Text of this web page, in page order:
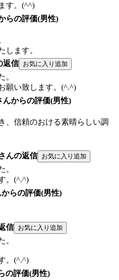
す。(^^)
らの評価(男性)
します。
返信
。
願い致します。(^.^)
んからの評価(男性)
、信頼のおける素晴らしい調
んの返信
。
。(^.^)
からの評価(男性)
信
。
。(^.^)
の評価(男性)